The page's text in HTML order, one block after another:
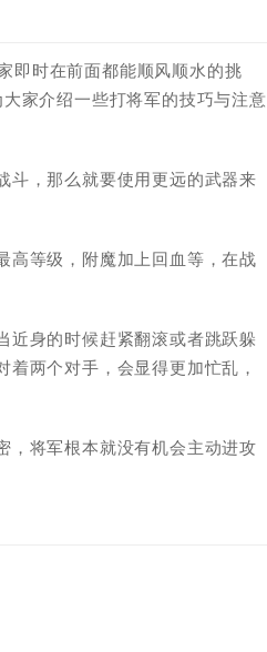
即时在前面都能顺风顺水的挑
家介绍一些打将军的技巧与注意
斗，那么就要使用更远的武器来
高等级，附魔加上回血等，在战
近身的时候赶紧翻滚或者跳跃躲
两个对手，会显得更加忙乱，
，将军根本就没有机会主动进攻